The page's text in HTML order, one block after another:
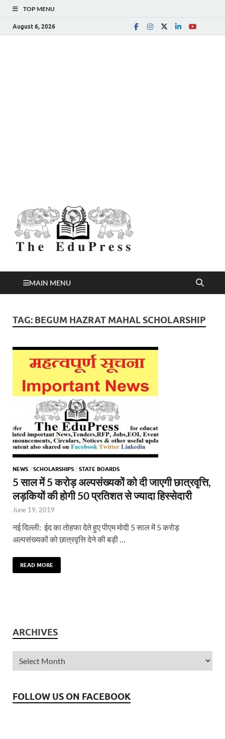
TOP MENU
August 6, 2026
MAIN MENU
TAG: BEGUM HAZRAT MAHAL SCHOLARSHIP
NEWS / SCHOLARSHIPS / STATE BOARDS
5 साल में 5 करोड़ अल्पसंख्यकों को दी जाएगी छात्रवृत्ति,
लड़कियों की होगी 50 प्रतिशत से ज्यादा हिस्सेदारी
June 19, 2019
नई दिल्ली: ईद का तोहफा देते हुए पीएम मोदी 5 साल में 5 करोड़
अल्पसंख्यकों को छात्रवृत्ति देने की बड़ी …
READ MORE
ARCHIVES
FOLLOW US ON FACEBOOK